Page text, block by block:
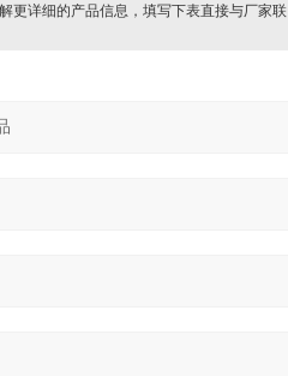
更详细的产品信息，填写下表直接与厂家联